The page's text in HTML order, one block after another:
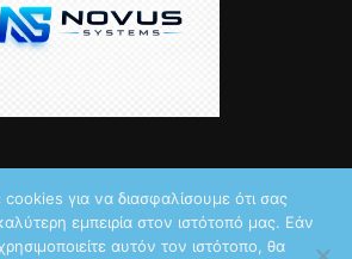
cookies για να διασφαλίσουμε ότι σας
εμπειρία στον ιστότοπό μας. Εάν
αυτόν τον ιστότοπο, θα